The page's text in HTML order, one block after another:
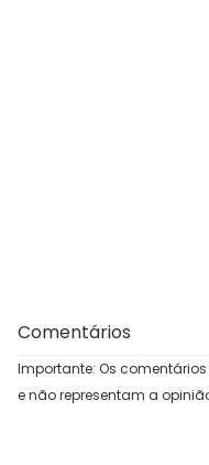
Comentários
Importante: Os
e não representam a